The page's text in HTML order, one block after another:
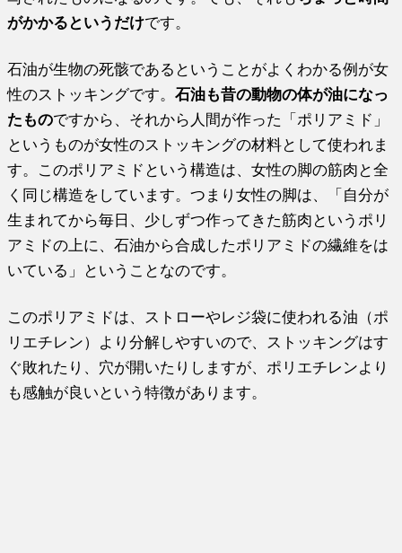
がかかるというだけです。
石油が生物の死骸であるということがよくわかる例が女
性のストッキングです。石油も昔の動物の体が油になっ
たものですから、それから人間が作った「ポリアミド」
というものが女性のストッキングの材料として使われま
す。このポリアミドという構造は、女性の脚の筋肉と全
く同じ構造をしています。つまり女性の脚は、「自分が
生まれてから毎日、少しずつ作ってきた筋肉というポリ
アミドの上に、石油から合成したポリアミドの繊維をは
いている」ということなのです。
このポリアミドは、ストローやレジ袋に使われる油（ポ
リエチレン）より分解しやすいので、ストッキングはす
ぐ敗れたり、穴が開いたりしますが、ポリエチレンより
も感触が良いという特徴があります。